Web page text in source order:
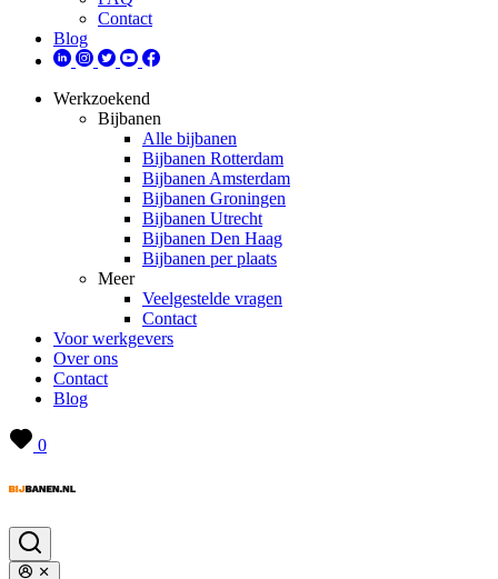
Contact
Blog
Werkzoekend
Bijbanen
Alle bijbanen
Bijbanen Rotterdam
Bijbanen Amsterdam
Bijbanen Groningen
Bijbanen Utrecht
Bijbanen Den Haag
Bijbanen per plaats
Meer
Veelgestelde vragen
Contact
Voor werkgevers
Over ons
Contact
Blog
0